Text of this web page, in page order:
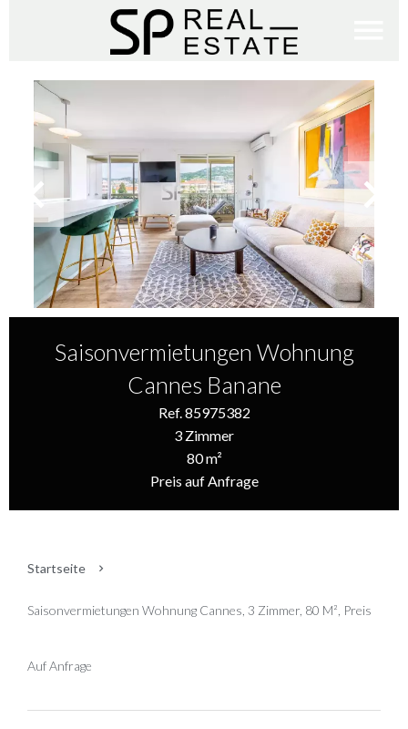
Saisonvermietungen Wohnung
Cannes Banane
Ref. 85975382
3 Zimmer
80 m²
Preis auf Anfrage
Startseite
Saisonvermietungen Wohnung Cannes, 3 Zimmer, 80 M², Preis
Auf Anfrage